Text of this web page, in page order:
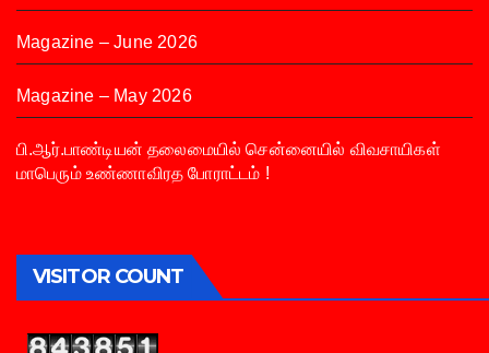
Magazine – June 2026
Magazine – May 2026
பி.ஆர்.பாண்டியன் தலைமையில் சென்னையில் விவசாயிகள்
மாபெரும் உண்ணாவிரத போராட்டம் !
VISITOR COUNT